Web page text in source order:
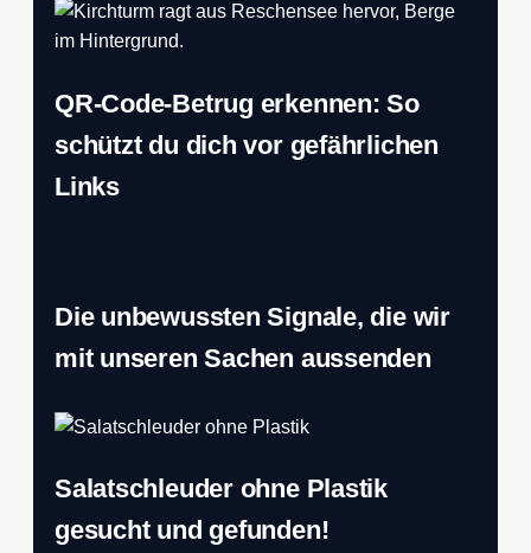
QR-Code-Betrug erkennen: So
schützt du dich vor gefährlichen
Links
Die unbewussten Signale, die wir
mit unseren Sachen aussenden
Salatschleuder ohne Plastik
gesucht und gefunden!